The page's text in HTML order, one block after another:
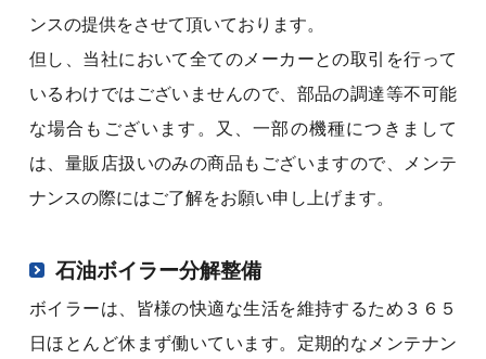
ンスの提供をさせて頂いております。
但し、当社において全てのメーカーとの取引を行って
いるわけではございませんので、部品の調達等不可能
な場合もございます。又、一部の機種につきまして
は、量販店扱いのみの商品もございますので、メンテ
ナンスの際にはご了解をお願い申し上げます。
石油ボイラー分解整備
ボイラーは、皆様の快適な生活を維持するため３６５
日ほとんど休まず働いています。定期的なメンテナン